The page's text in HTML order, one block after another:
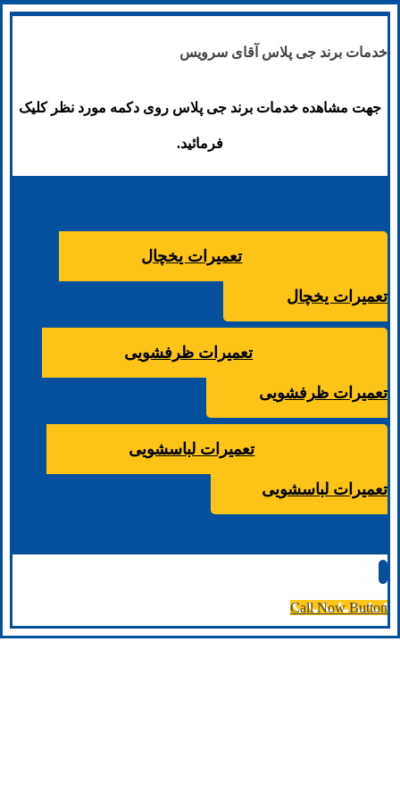
خدمات برند جی پلاس آقای سرویس
جهت مشاهده خدمات برند جی پلاس روی دکمه مورد نظر کلیک
فرمائید.
تعمیرات یخچال
تعمیرات یخچال
تعمیرات ظرفشویی
تعمیرات ظرفشویی
تعمیرات لباسشویی
تعمیرات لباسشویی
Call Now Button